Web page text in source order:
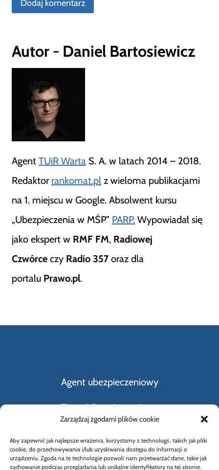
Zarządzaj zgodami plików cookie
Aby zapewnić jak najlepsze wrażenia, korzystamy z technologii, takich jak pliki
cookie, do przechowywania i/lub uzyskiwania dostępu do informacji o
urządzeniu. Zgoda na te technologie pozwoli nam przetwarzać dane, takie jak
zachowanie podczas przeglądania lub unikalne identyfikatory na tej stronie.
Autor - Daniel Bartosiewicz
Agent TUiR Warta S. A. w latach 2014 – 2018.
Redaktor rankomat.pl z wieloma publikacjami
na 1. miejscu w Google. Absolwent kursu
„Ubezpieczenia w MŚP” PARP. Wypowiadał się
jako ekspert w RMF FM, Radiowej
Czwórce czy Radio 357 oraz dla
portalu Prawo.pl.
Agent ubezpieczeniowy
Firmy Ubezpieczeniowe
Rodzaje ubezpieczeń